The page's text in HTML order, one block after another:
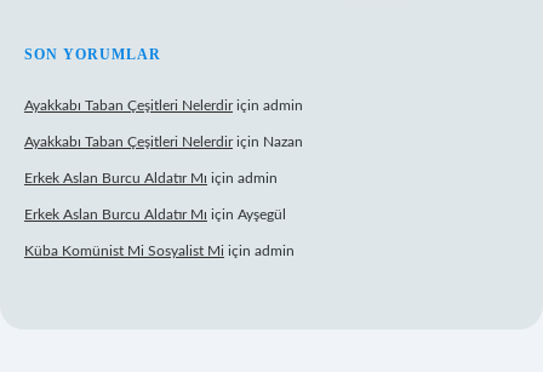
SON YORUMLAR
Ayakkabı Taban Çeşitleri Nelerdiriçin admin
Ayakkabı Taban Çeşitleri Nelerdiriçin Nazan
Erkek Aslan Burcu Aldatır Mı için admin
Erkek Aslan Burcu Aldatır Mı için Ayşegül
Küba Komünist Mi Sosyalist Mi için admin